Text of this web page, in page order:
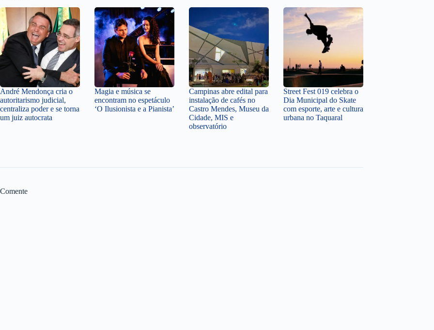
André Mendonça cria o
autoritarismo judicial,
centraliza poder e se torna
um juiz autocrata
Magia e música se
encontram no espetáculo
‘O Ilusionista e a Pianista’
Campinas abre edital para
instalação de cafés no
Castro Mendes, Museu da
Cidade, MIS e
observatório
Street Fest 019 celebra o
Dia Municipal do Skate
com esporte, arte e cultura
urbana no Taquaral
Comente